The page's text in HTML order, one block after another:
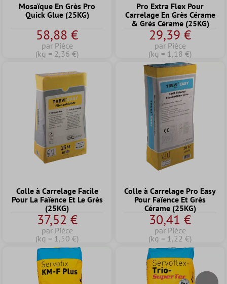
Mosaïque En Grès Pro
Quick Glue (25KG)
58,88 €
par Pièce
(kg = 2,36 €)
Pro Extra Flex Pour
Carrelage En Grès Cérame
& Grès Cérame (25KG)
29,39 €
par Pièce
(kg = 1,18 €)
Colle à Carrelage Facile
Pour La Faïence Et Le Grès
(25KG)
37,52 €
par Pièce
(kg = 1,50 €)
Colle à Carrelage Pro Easy
Pour Faïence Et Grès
Cérame (25KG)
30,41 €
par Pièce
(kg = 1,22 €)